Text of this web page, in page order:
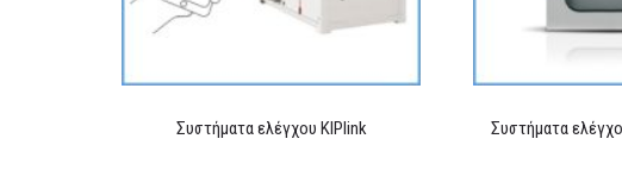
Συστήματα ελέγχου KIPlink Συστήματα